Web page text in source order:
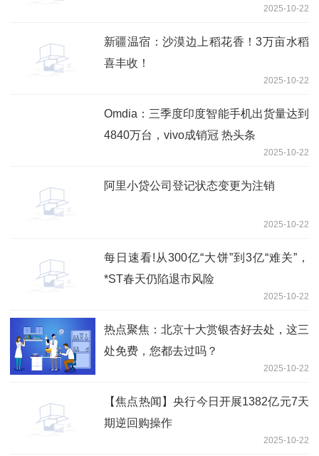
2025-10-22
新疆温宿：沙漠边上稻花香！3万亩水稻
喜丰收！
2025-10-22
Omdia：三季度印度智能手机出货量达到
4840万台，vivo成销冠 热头条
2025-10-22
阿里小贷公司登记状态变更为注销
2025-10-22
每日速看!从300亿“大饼”到3亿“难关”，
*ST春天仍陷退市风险
2025-10-22
热点聚焦：北京十大赏银杏好去处，这三
处免费，您都去过吗？
2025-10-22
【焦点热闻】央行今日开展1382亿元7天
期逆回购操作
2025-10-22